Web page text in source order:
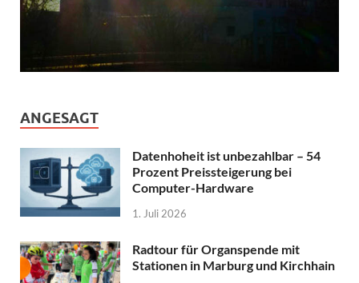
ANGESAGT
Datenhoheit ist unbezahlbar – 54
Prozent Preissteigerung bei
Computer-Hardware
1. Juli 2026
Radtour für Organspende mit
Stationen in Marburg und Kirchhain